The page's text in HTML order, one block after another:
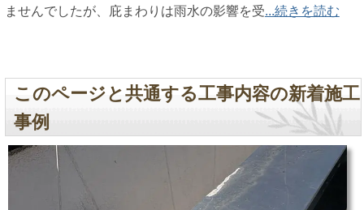
ませんでしたが、庇まわりは雨水の影響を受...続きを読む
このページと共通する工事内容の新着施工
事例